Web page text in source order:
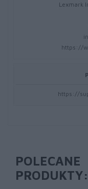
Lexmark
https://
https://
POLECANE
PRODUKTY: